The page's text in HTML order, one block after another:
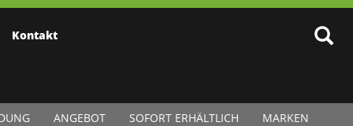
Kontakt
ANGEBOT SOFORT ERHÄLTLICH MARKEN